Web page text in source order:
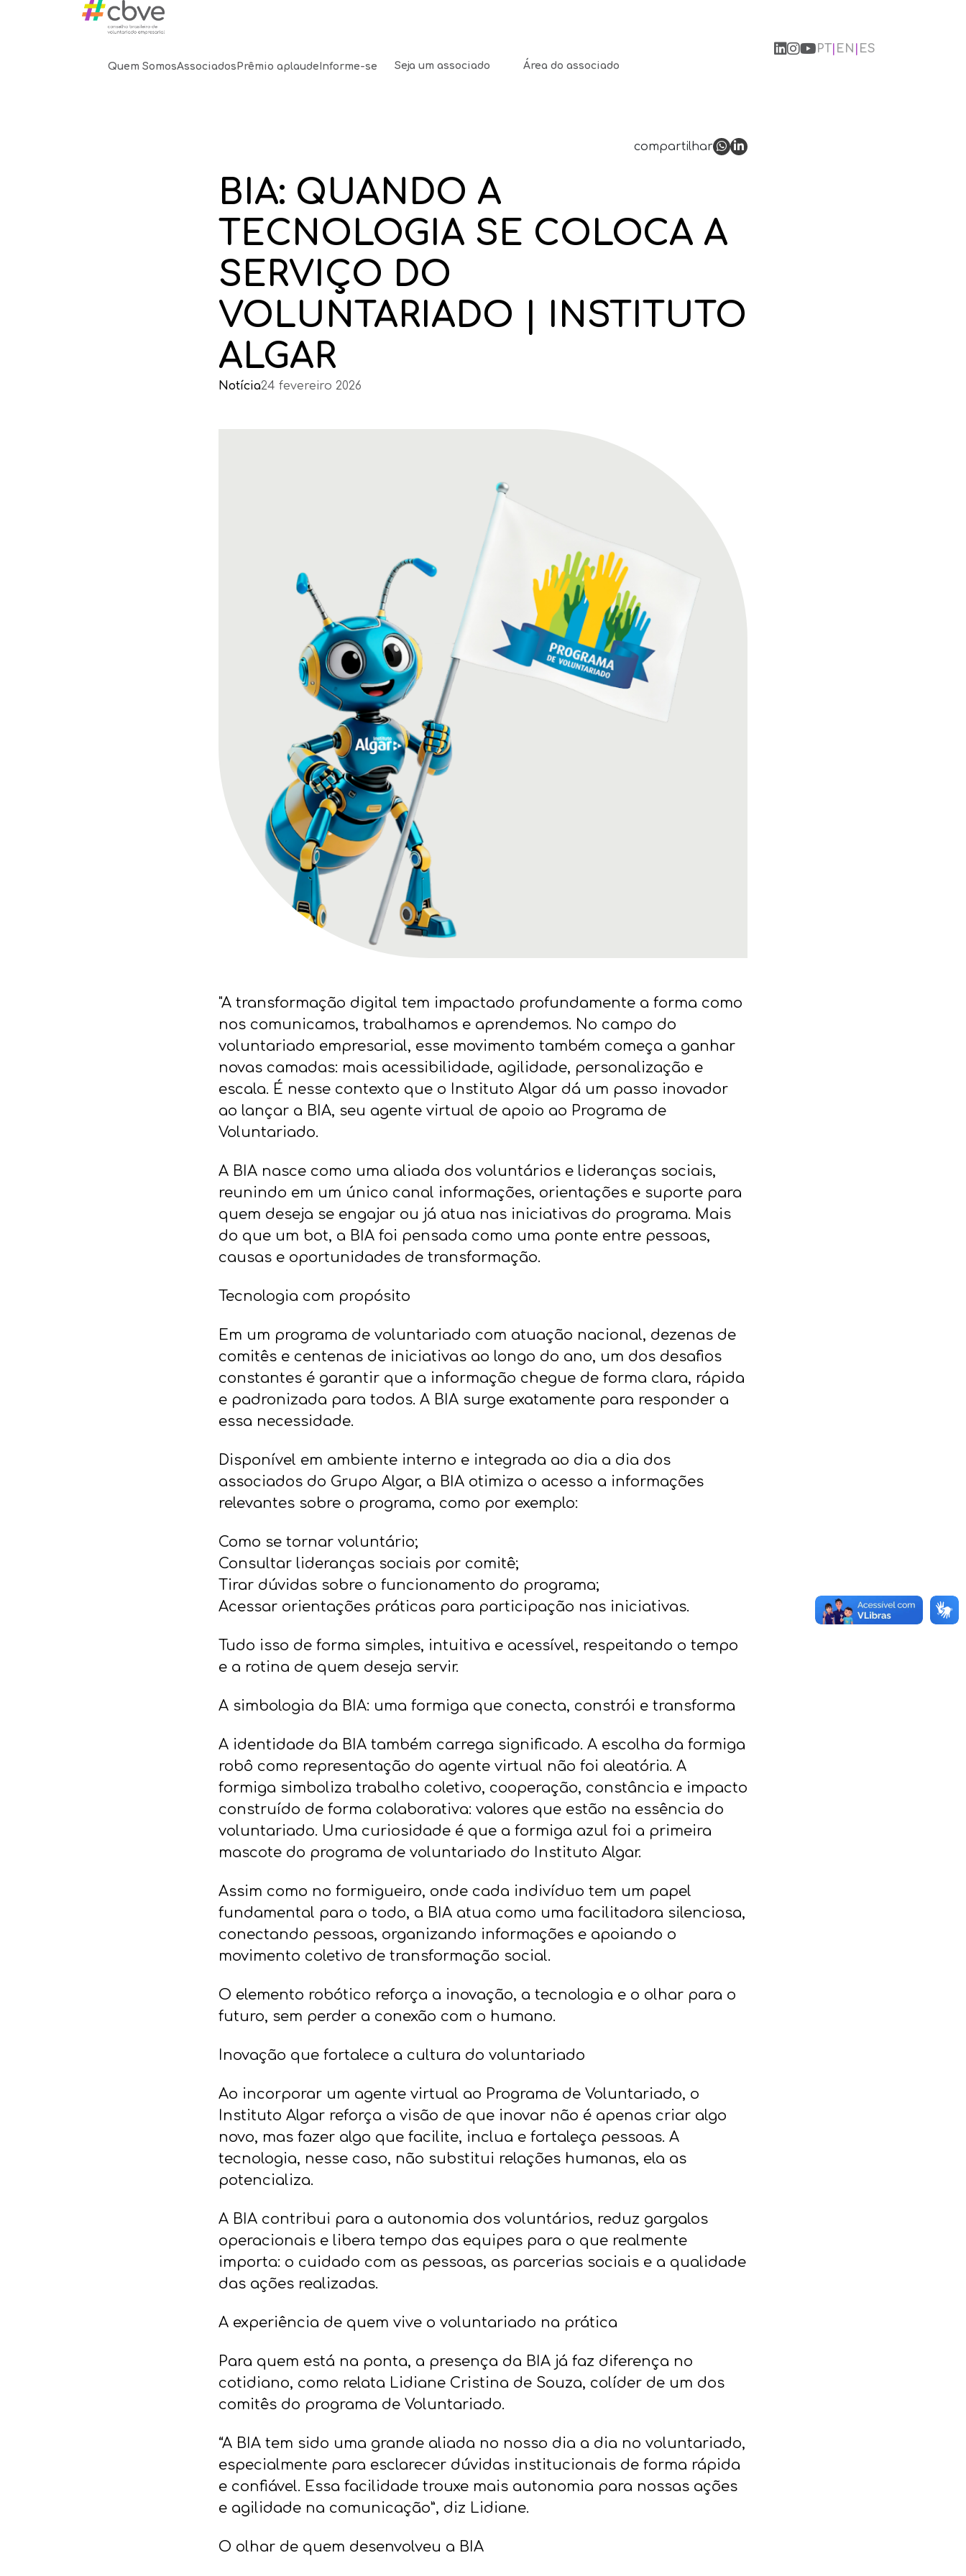
Quem SomosAssociados Prêmio aplaude Informe-se Seja um associado Área do associado
PT| EN ES
compartilhar
BIA: QUANDO A
TECNOLOGIA SE COLOCA A
SERVIÇO DO
VOLUNTARIADO | INSTITUTO
ALGAR
Notícia24 fevereiro 2026
"A transformação digital tem impactado profundamente a forma como
nos comunicamos, trabalhamos e aprendemos. No campo do
voluntariado empresarial, esse movimento também começa a ganhar
novas camadas: mais acessibilidade, agilidade, personalização e
escala. É nesse contexto que o Instituto Algar dá um passo inovador
ao lançar a BIA, seu agente virtual de apoio ao Programa de
Voluntariado.
A BIA nasce como uma aliada dos voluntários e lideranças sociais,
reunindo em um único canal informações, orientações e suporte para
quem deseja se engajar ou já atua nas iniciativas do programa. Mais
do que um bot, a BIA foi pensada como uma ponte entre pessoas,
causas e oportunidades de transformação.
Tecnologia com propósito
Em um programa de voluntariado com atuação nacional, dezenas de
comitês e centenas de iniciativas ao longo do ano, um dos desafios
constantes é garantir que a informação chegue de forma clara, rápida
e padronizada para todos. A BIA surge exatamente para responder a
essa necessidade.
Disponível em ambiente interno e integrada ao dia a dia dos
associados do Grupo Algar, a BIA otimiza o acesso a informações
relevantes sobre o programa, como por exemplo:
Como se tornar voluntário;
Consultar lideranças sociais por comitê;
Tirar dúvidas sobre o funcionamento do programa;
Acessar orientações práticas para participação nas iniciativas.
Tudo isso de forma simples, intuitiva e acessível, respeitando o tempo
e a rotina de quem deseja servir.
A simbologia da BIA: uma formiga que conecta, constrói e transforma
A identidade da BIA também carrega significado. A escolha da formiga
robô como representação do agente virtual não foi aleatória. A
formiga simboliza trabalho coletivo, cooperação, constância e impacto
construído de forma colaborativa: valores que estão na essência do
voluntariado. Uma curiosidade é que a formiga azul foi a primeira
mascote do programa de voluntariado do Instituto Algar.
Assim como no formigueiro, onde cada indivíduo tem um papel
fundamental para o todo, a BIA atua como uma facilitadora silenciosa,
conectando pessoas, organizando informações e apoiando o
movimento coletivo de transformação social.
O elemento robótico reforça a inovação, a tecnologia e o olhar para o
futuro, sem perder a conexão com o humano.
Inovação que fortalece a cultura do voluntariado
Ao incorporar um agente virtual ao Programa de Voluntariado, o
Instituto Algar reforça a visão de que inovar não é apenas criar algo
novo, mas fazer algo que facilite, inclua e fortaleça pessoas. A
tecnologia, nesse caso, não substitui relações humanas, ela as
potencializa.
A BIA contribui para a autonomia dos voluntários, reduz gargalos
operacionais e libera tempo das equipes para o que realmente
importa: o cuidado com as pessoas, as parcerias sociais e a qualidade
das ações realizadas.
A experiência de quem vive o voluntariado na prática
Para quem está na ponta, a presença da BIA já faz diferença no
cotidiano, como relata Lidiane Cristina de Souza, colíder de um dos
comitês do programa de Voluntariado.
“A BIA tem sido uma grande aliada no nosso dia a dia no voluntariado,
especialmente para esclarecer dúvidas institucionais de forma rápida
e confiável. Essa facilidade trouxe mais autonomia para nossas ações
e agilidade na comunicação”, diz Lidiane.
O olhar de quem desenvolveu a BIA